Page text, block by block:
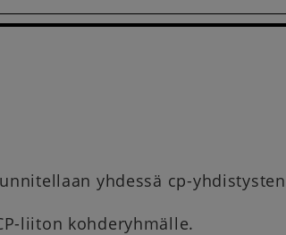
yhdessä cp-
liiton kohderyhmälle.